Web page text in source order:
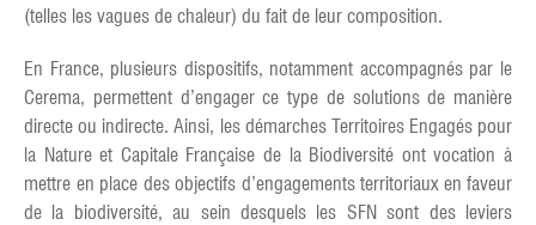
(telles les vagues de chaleur) du fait de leur composition.
En France, plusieurs dispositifs, notamment accompagnés par le
Cerema, permettent d’engager ce type de solutions de manière
directe ou indirecte. Ainsi, les démarches Territoires Engagés pour
la Nature et Capitale Française de la Biodiversité ont vocation à
mettre en place des objectifs d’engagements territoriaux en faveur
de la biodiversité, au sein desquels les SFN sont des leviers